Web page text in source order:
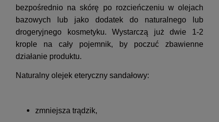
bezpośrednio na skórę po rozcieńczeniu w olejach
bazowych lub jako dodatek do naturalnego lub
drogeryjnego kosmetyku. Wystarczą już dwie 1-2
krople na cały pojemnik, by poczuć zbawienne
działanie produktu.
Naturalny olejek eteryczny sandałowy:
zmniejsza trądzik,